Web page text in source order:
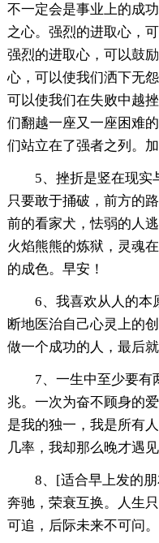
不一定会是事业上的成
之心。强烈的进取心，
强烈的进取心，可以鼓
心，可以使我们洒下无
可以使我们在失败中越
们翻越一座又一座困难
们站立在了强者之列。
5、挫折是竖在现实
只要敢于捅破，前方的
前的看家犬，怯弱的人
火焰熊熊的炼狱，灵魂
的成色。早安！
6、我喜欢从人的本
断地医治自己心灵上的
做一个成功的人，最后
7、一生中至少要有
兆。一次为奋不顾身的
是我的独一，我是所有
几率，我却那么晚才遇见
8、[适合早上发的
奔驰，荣衰互换。人生
可追，后际未来不可问